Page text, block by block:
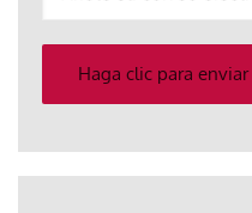
electrónico
Haga clic para enviar